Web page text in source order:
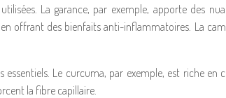
La garance, par exemple, apporte des
offrant des bienfaits anti-inflammatoires. La
Le curcuma, par exemple, est riche
la fibre capillaire.